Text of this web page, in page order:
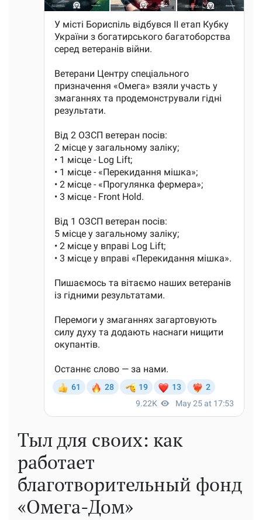
Тыл для своих: как
работает
благотворительный фонд
«Омега-Дом»